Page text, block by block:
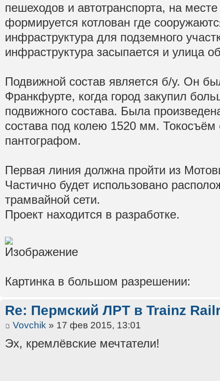
пешеходов и автотранспорта, на
формируется котлован где
инфраструктура для подземного
инфраструктура засыпается и улица
Подвижной состав является б/у. Он
Франкфурте, когда город закупил
подвижного состава. Была
состава под колею 1520 мм. Токосъём
пантографом.
Первая линия должна пройти из
Частично будет использовано
трамвайной сети.
Проект находится в разработке.
Картинка в большом разрешении:
Re: Пермский ЛРТ в Trainz
Vovchik » 17 фев 2015, 13:01
Эх, кремлёвские мечтатели!